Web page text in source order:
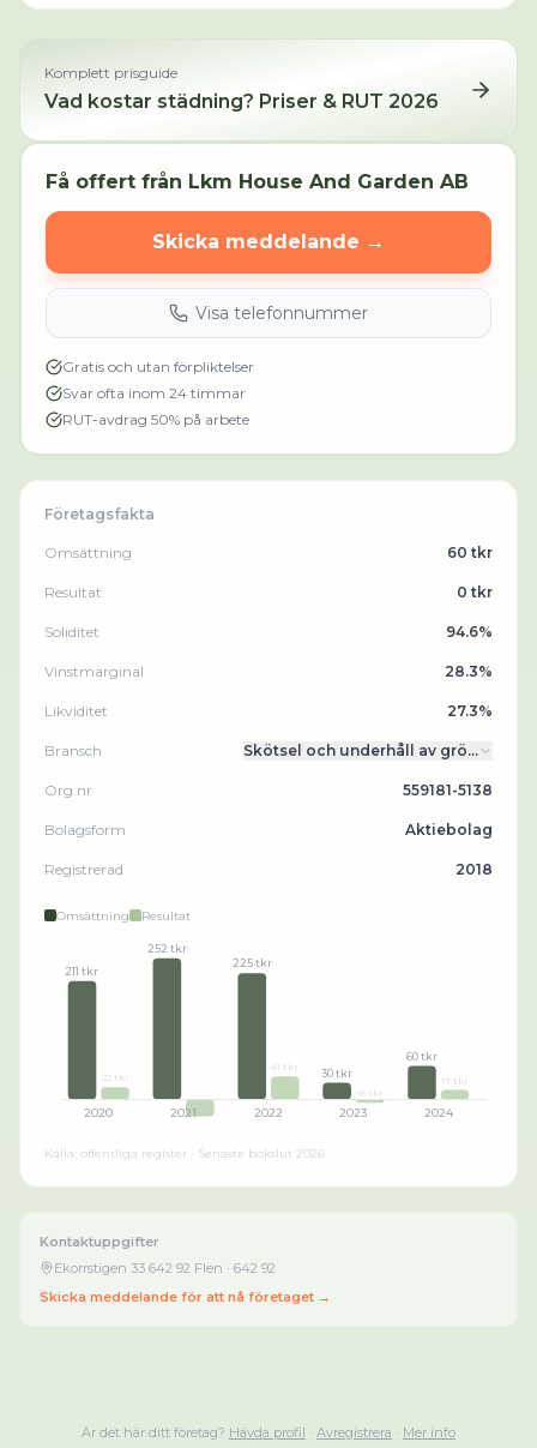
Komplett prisguide
Vad kostar städning? Priser & RUT 2026
Få offert från Lkm House And Garden AB
Skicka meddelande →
Visa telefonnummer
Gratis och utan förpliktelser
Svar ofta inom 24 timmar
RUT-avdrag 50% på arbete
Företagsfakta
Omsättning 60 tkr
Resultat 0 tkr
Soliditet 94.6%
Vinstmarginal 28.3%
Likviditet 27.3%
Bransch Skötsel och underhåll av grö…
Org.nr 559181-5138
Bolagsform Aktiebolag
Registrerad 2018
Omsättning Resultat
211 tkr
22 tkr
2020
252 tkr
-30 tkr
2021
225 tkr
41 tkr
2022
30 tkr
-6 tkr
2023
60 tkr
17 tkr
2024
Källa: offentliga register · Senaste bokslut 2026
Kontaktuppgifter
Ekorrstigen 33 642 92 Flen · 642 92
Skicka meddelande för att nå företaget →
Är det här ditt företag? Hävda profil · Avregistrera · Mer info